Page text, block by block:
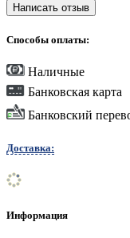
Написать отзыв
Способы оплаты:
Наличные
Банковская карта
Банковский
Доставка:
Информация